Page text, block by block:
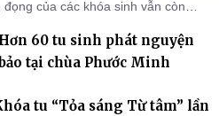
của các khóa sinh vẫn còn
ngủi nhưng đã trở thành hành
giống thiện l
60 tu sinh phát nguyện
tại chùa Phước Minh
tu “Tỏa sáng Từ tâm” lần